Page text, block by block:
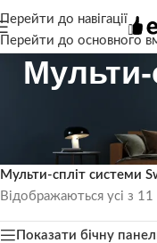
Перейти до навігації
Перейти до основного
Мульти-
/Кондиціонери/
Мульти-спліт системи
Відображаються усі з 11
Показати бічну